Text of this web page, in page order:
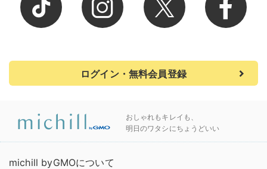
ログイン・無料会員登録
おしゃれもキレイも、
明日のワタシにちょうどいい
michill byGMOについて